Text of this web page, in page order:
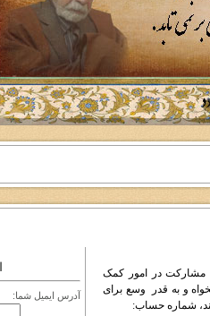
مشارکت در امور کمک
و به قدر وسع برای
شماره حساب:
آدرس ایمیل شما: